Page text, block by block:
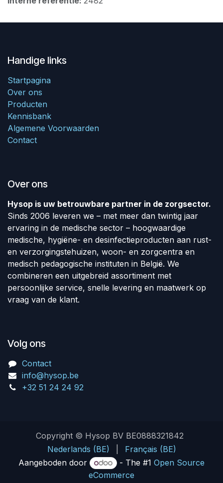
Handige links
Startpagina
Over ons
Producten
Kennisbank
Algemene Voorwaarden
Contact
Over ons
Hysop is uw betrouwbare partner in de zorgsector.
Sinds 2006 leveren we – met meer dan twintig jaar
ervaring in de medische sector – hoogwaardige
medische, hygiëne- en desinfectieproducten aan rust-
en verzorgingstehuizen, woon- en zorgcentra en
medisch pedagogische instituten in België. We
combineren een uitgebreid assortiment met
persoonlijke service, snelle levering en maatwerk op
vraag van de klant.
Volg ons
Contact
info@hysop.be
+32 51 24 24 92
Copyright © Hysop BV BE0888321842
Nederlands (BE)
Français (BE)
Aangeboden door
- The #1 Open Source
eCommerce